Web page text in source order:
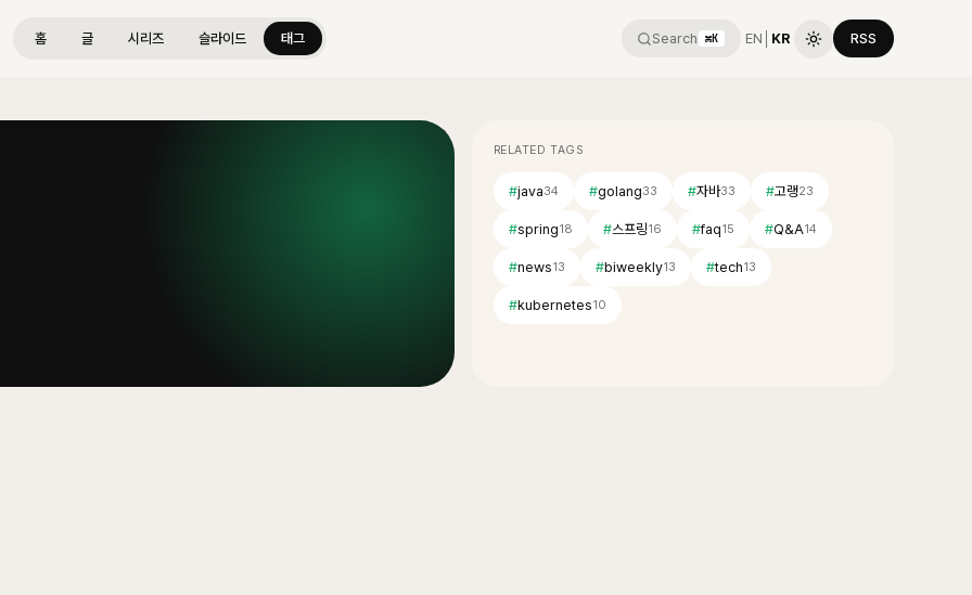
홈 글 시리즈 슬라이드 태그 Search ⌘K EN KR RSS
RELATED TAGS
#java34 #golang33 #자바33 #고랭23
#spring18 #스프링16 #faq15 #Q&A14
#news13 #biweekly13 #tech13
#kubernetes10